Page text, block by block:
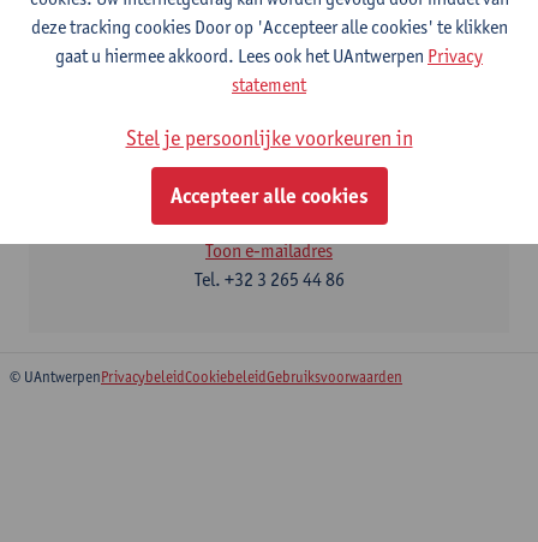
Contact
Administratief verantwoordelijke, voor vragen over de
administratie van het postgraduaat
Britt Van Ham
Toon e-mailadres
Tel. +32 3 265 44 86
© UAntwerpenPrivacybeleidCookiebeleidGebruiksvoorwaarden
deze tracking cookies Door op 'Accepteer alle cookies' te klikken
gaat u hiermee akkoord. Lees ook het UAntwerpen Privacy
statement
Stel je persoonlijke voorkeuren in
Accepteer alle cookies